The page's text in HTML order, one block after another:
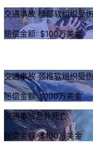
交通事故 腰部软组织受伤
赔偿金额: $100万美金
交通事故 颈椎软组织受伤
赔偿金额: $100万美金
交通事故意外死亡
赔偿金额: $100万美金